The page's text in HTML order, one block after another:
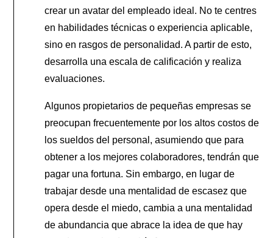
crear un avatar del empleado ideal. No te centres
en habilidades técnicas o experiencia aplicable,
sino en rasgos de personalidad. A partir de esto,
desarrolla una escala de calificación y realiza
evaluaciones.
Algunos propietarios de pequeñas empresas se
preocupan frecuentemente por los altos costos de
los sueldos del personal, asumiendo que para
obtener a los mejores colaboradores, tendrán que
pagar una fortuna. Sin embargo, en lugar de
trabajar desde una mentalidad de escasez que
opera desde el miedo, cambia a una mentalidad
de abundancia que abrace la idea de que hay